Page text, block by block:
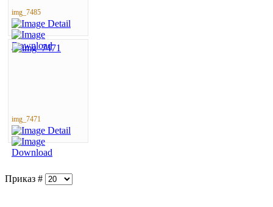
img_7485
img_7471
Приказ #